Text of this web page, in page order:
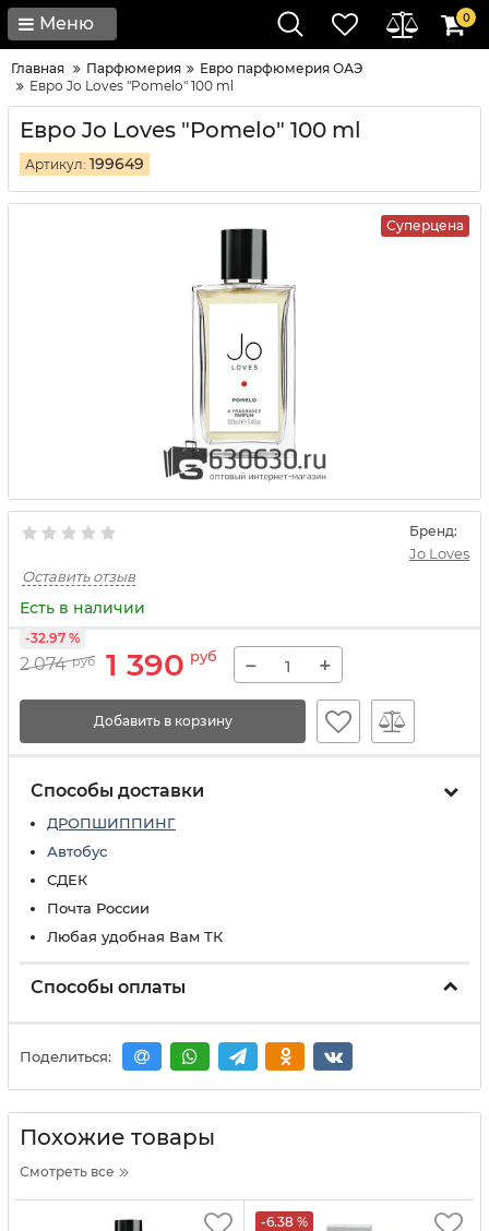
Меню 0
Главная Парфюмерия
Евро парфюмерия ОАЭ
Евро Jo Loves "Pomelo" 100 ml
Евро Jo Loves "Pomelo" 100 ml
Артикул: 199649
Суперцена
Бренд:
Jo Loves
Оставить отзыв
Есть в наличии
2 074 руб 1 390 руб
-32.97 %
− +
Добавить в корзину
Способы доставки
ДРОПШИППИНГ
Автобус
СДЕК
Почта России
Любая удобная Вам ТК
Способы оплаты
Поделиться:
Похожие товары
Смотреть все
-6.38 %